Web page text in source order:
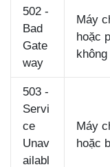
502 -
Bad
Gate
way
Máy
hoặc
503 -
Servi
ce
Unav
ailabl
Máy
hoặc